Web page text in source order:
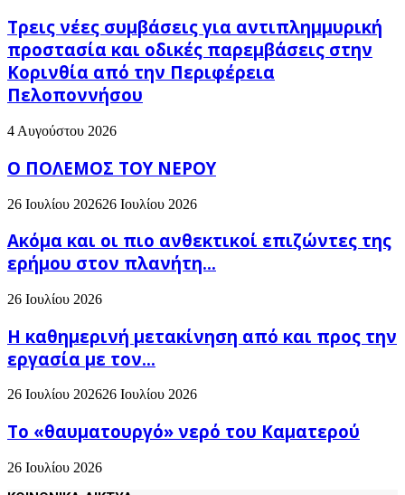
Τρεις νέες συμβάσεις για αντιπλημμυρική
προστασία και οδικές παρεμβάσεις στην
Κορινθία από την Περιφέρεια
Πελοποννήσου
4 Αυγούστου 2026
Ο ΠΟΛΕΜΟΣ ΤΟΥ ΝΕΡΟΥ
26 Ιουλίου 202626 Ιουλίου 2026
Ακόμα και οι πιο ανθεκτικοί επιζώντες της
ερήμου στον πλανήτη...
26 Ιουλίου 2026
H καθημερινή μετακίνηση από και προς την
εργασία με τον...
26 Ιουλίου 202626 Ιουλίου 2026
Το «θαυματουργό» νερό του Καματερού
26 Ιουλίου 2026